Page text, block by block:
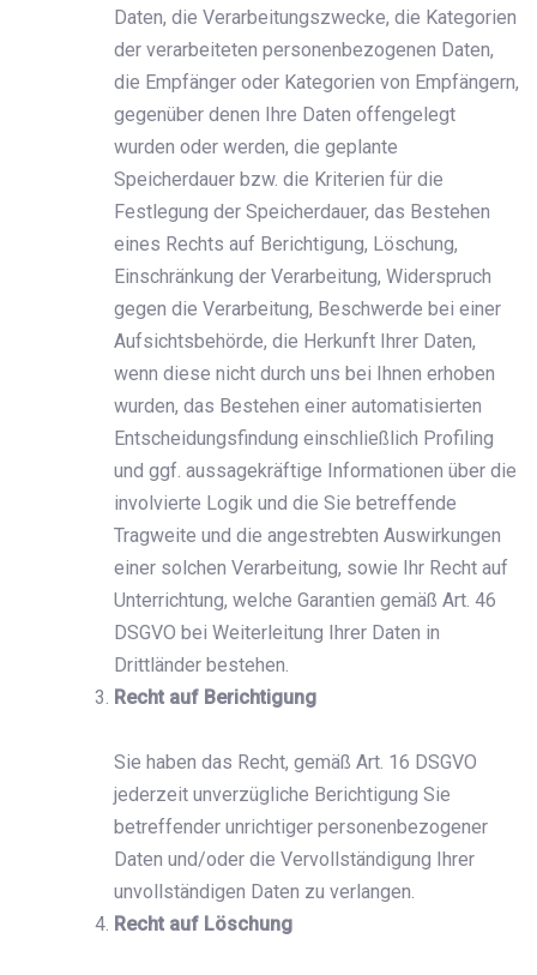
Daten, die Verarbeitungszwecke, die Kategorien
der verarbeiteten personenbezogenen Daten,
die Empfänger oder Kategorien von Empfängern,
gegenüber denen Ihre Daten offengelegt
wurden oder werden, die geplante
Speicherdauer bzw. die Kriterien für die
Festlegung der Speicherdauer, das Bestehen
eines Rechts auf Berichtigung, Löschung,
Einschränkung der Verarbeitung, Widerspruch
gegen die Verarbeitung, Beschwerde bei einer
Aufsichtsbehörde, die Herkunft Ihrer Daten,
wenn diese nicht durch uns bei Ihnen erhoben
wurden, das Bestehen einer automatisierten
Entscheidungsfindung einschließlich Profiling
und ggf. aussagekräftige Informationen über die
involvierte Logik und die Sie betreffende
Tragweite und die angestrebten Auswirkungen
einer solchen Verarbeitung, sowie Ihr Recht auf
Unterrichtung, welche Garantien gemäß Art. 46
DSGVO bei Weiterleitung Ihrer Daten in
Drittländer bestehen.
Recht auf Berichtigung
Sie haben das Recht, gemäß Art. 16 DSGVO
jederzeit unverzügliche Berichtigung Sie
betreffender unrichtiger personenbezogener
Daten und/oder die Vervollständigung Ihrer
unvollständigen Daten zu verlangen.
Recht auf Löschung